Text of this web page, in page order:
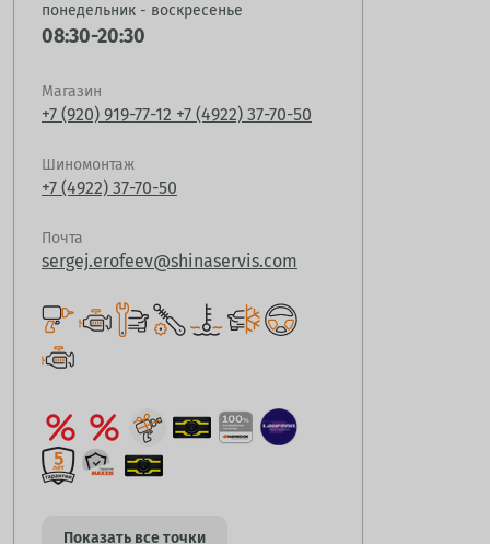
понедельник - воскресенье
08:30-20:30
Магазин
+7 (920) 919-77-12 +7 (4922) 37-70-50
Шиномонтаж
+7 (4922) 37-70-50
Почта
sergej.erofeev@shinaservis.com
Показать все точки